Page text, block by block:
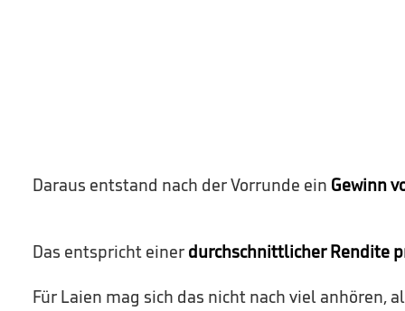
Daraus entstand nach der Vorrunde ein Gewinn
Das entspricht einer durchschnittlicher Rendite
Für Laien mag sich das nicht nach viel anhören,